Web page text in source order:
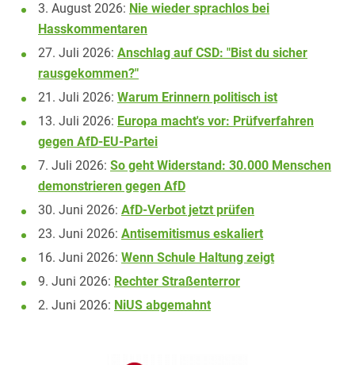
3. August 2026: Nie wieder sprachlos bei
Hasskommentaren
27. Juli 2026: Anschlag auf CSD: "Bist du sicher
rausgekommen?"
21. Juli 2026: Warum Erinnern politisch ist
13. Juli 2026: Europa macht's vor: Prüfverfahren
gegen AfD-EU-Partei
7. Juli 2026: So geht Widerstand: 30.000 Menschen
demonstrieren gegen AfD
30. Juni 2026: AfD-Verbot jetzt prüfen
23. Juni 2026: Antisemitismus eskaliert
16. Juni 2026: Wenn Schule Haltung zeigt
9. Juni 2026: Rechter Straßenterror
2. Juni 2026: NiUS abgemahnt